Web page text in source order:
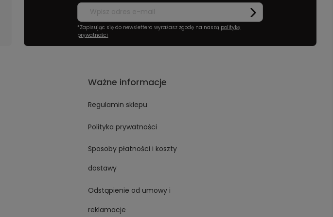
*Zapisując się do newslettera wyrażasz zgodę na naszą politykę
prywatności
Ważne informacje
Regulamin sklepu
Polityka prywatności
Sposoby płatności i koszty
dostawy
Odstąpienie od umowy i
reklamacje